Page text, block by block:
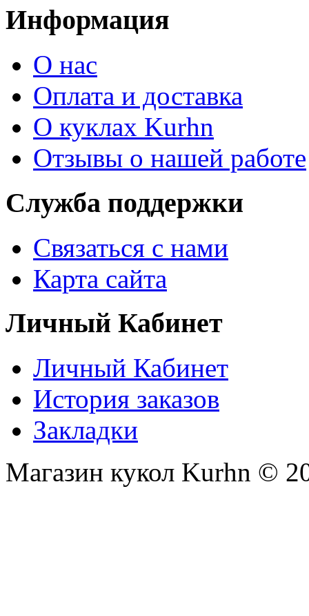
Информация
О нас
Оплата и доставка
О куклах Kurhn
Отзывы о нашей работе
Служба поддержки
Связаться с нами
Карта сайта
Личный Кабинет
Личный Кабинет
История заказов
Закладки
Магазин кукол Kurhn ©